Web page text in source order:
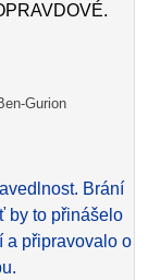
Gurion
Brání
by to přinášelo
a připravovalo o